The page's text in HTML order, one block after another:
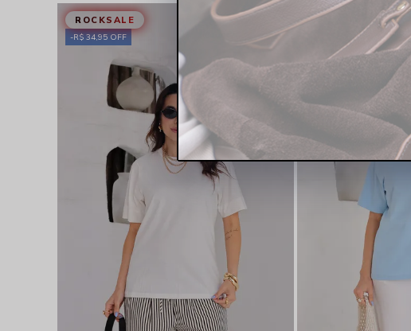
R$ 34,95 OFF
ROCKSALE
R$ 34,95 OFF
ROCKSALE